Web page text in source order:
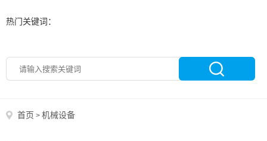
热门关键词：
首页 > 机械设备